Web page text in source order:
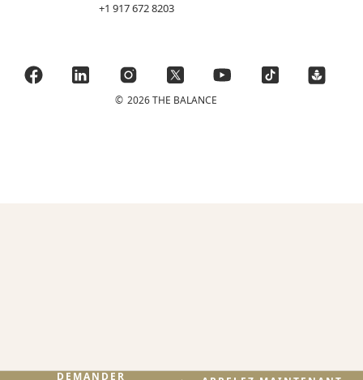
+1 917 672 8203
© 2026 THE BALANCE
DEMANDER